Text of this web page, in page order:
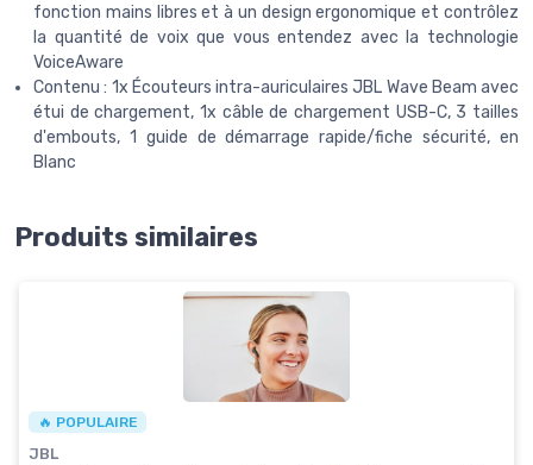
fonction mains libres et à un design ergonomique et contrôlez
la quantité de voix que vous entendez avec la technologie
VoiceAware
Contenu : 1x Écouteurs intra-auriculaires JBL Wave Beam avec
étui de chargement, 1x câble de chargement USB-C, 3 tailles
d'embouts, 1 guide de démarrage rapide/fiche sécurité, en
Blanc
Produits similaires
🔥 POPULAIRE
JBL